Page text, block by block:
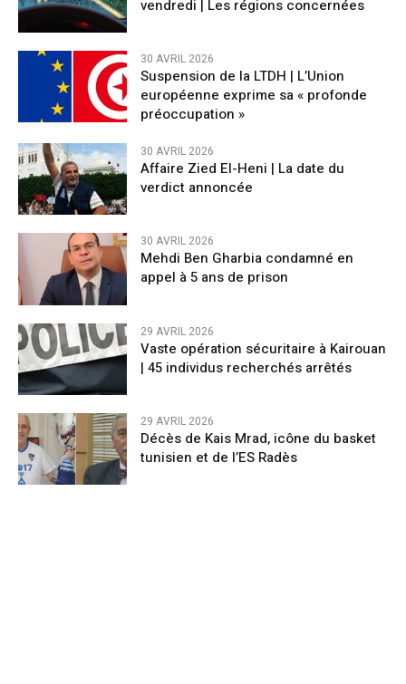
vendredi | Les régions concernées
30 AVRIL 2026
Suspension de la LTDH | L’Union
européenne exprime sa « profonde
préoccupation »
30 AVRIL 2026
Affaire Zied El-Heni | La date du
verdict annoncée
30 AVRIL 2026
Mehdi Ben Gharbia condamné en
appel à 5 ans de prison
29 AVRIL 2026
Vaste opération sécuritaire à Kairouan
| 45 individus recherchés arrêtés
29 AVRIL 2026
Décès de Kais Mrad, icône du basket
tunisien et de l’ES Radès